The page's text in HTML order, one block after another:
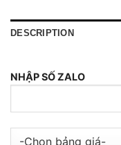
DESCRIPTION
NHẬP SỐ ZALO